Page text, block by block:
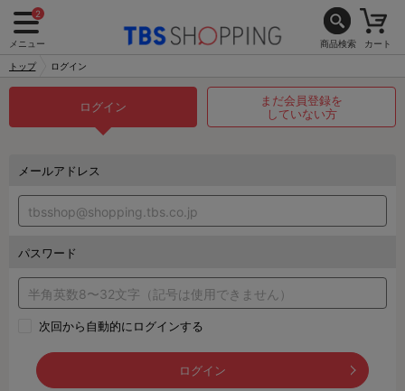
2
メニュー 商品検索 カート
トップ ログイン
ログイン
まだ会員登録を
していない方
メールアドレス
パスワード
次回から自動的にログインする
ログイン